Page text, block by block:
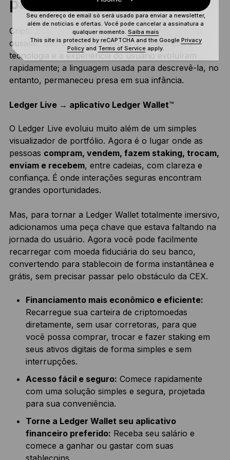
Cripto pode ter começado como um experimento
ousado, mas a adoção cresceu à medida que a
tecnologia e a experiência do usuário evoluíram
rapidamente; a linguagem usada para descrevê-la, no
entanto, permaneceu presa em sua infância.
Ledger Live → aplicativo Ledger Wallet™
O Ledger Live evoluiu muito além de um simples
visualizador de portfólio. Agora é o lugar onde as
pessoas compram, vendem, fazem staking, trocam,
enviam e recebem, entre cadeias, com clareza e
confiança. É onde interações seguras encontram
grandes oportunidades.
Mas, para tornar a Ledger Wallet totalmente imersivo,
adicionamos uma peça chave que estava faltando na
jornada do usuário. Agora você pode facilmente
recarregar com moeda fiduciária do seu banco,
convertendo para stablecoin de forma instantânea e
grátis, sem precisar passar pelo obstáculo da CEX.
Financiamento mais econômico e eficiente:
Recarregue sua carteira de criptomoedas
diretamente, sem usar corretoras, para que
você possa comprar, trocar e fazer staking em
seus ativos digitais de forma simples e sem
interrupções.
Acesso fácil e seguro: Comece rapidamente
com uma solução simples e segura, projetada
para sua conveniência.
Torne a Ledger Wallet seu aplicativo
financeiro preferido: Receba seu salário e
comece a ganhar ou gastar com suas
stablecoins.
Seu endereço de email só será usado para enviar a newsletter,
além de notícias e ofertas. Você pode cancelar a assinatura a
qualquer momento. Saiba mais
This site is protected by reCAPTCHA and the Google Privacy
Policyand Terms of Serviceapply.